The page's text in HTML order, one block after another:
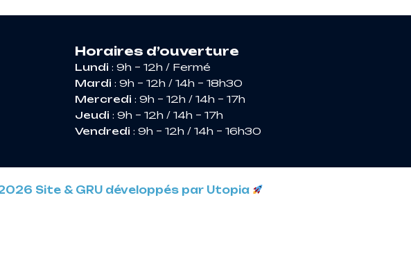
Horaires d’ouverture
Lundi : 9h – 12h / Fermé
Mardi : 9h – 12h / 14h – 18h30
Mercredi : 9h – 12h / 14h – 17h
Jeudi : 9h – 12h / 14h – 17h
Vendredi : 9h – 12h / 14h – 16h30
Site & GRU développés par Utopia